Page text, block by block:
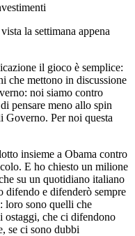
la settimana appena
il gioco è semplice:
che mettono in discussione
noi siamo contro
pensare meno allo spin
Governo. Per noi questa
insieme a Obama contro
E ho chiesto un milione
su un quotidiano italiano
difendo e difenderò sempre
loro sono quelli che
ostaggi, che ci difendono
se ci sono dubbi